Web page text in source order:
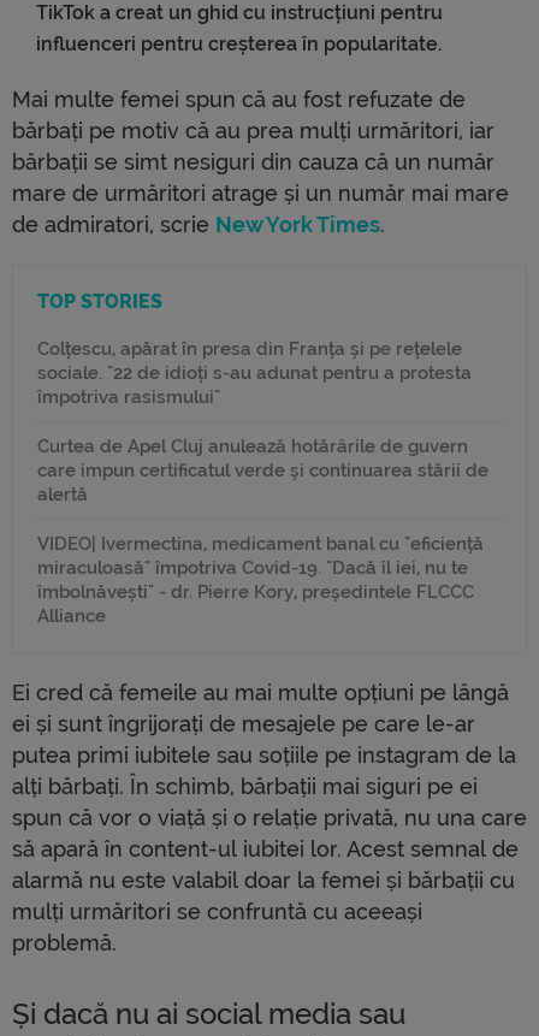
TikTok a creat un ghid cu instrucțiuni pentru
influenceri pentru creșterea în popularitate.
Mai multe femei spun că au fost refuzate de
bărbați pe motiv că au prea mulți urmăritori, iar
bărbații se simt nesiguri din cauza că un număr
mare de urmăritori atrage și un număr mai mare
de admiratori, scrie New York Times.
TOP STORIES
Colțescu, apărat în presa din Franța și pe rețelele
sociale. "22 de idioți s-au adunat pentru a protesta
împotriva rasismului"
Curtea de Apel Cluj anulează hotărârile de guvern
care impun certificatul verde și continuarea stării de
alertă
VIDEO| Ivermectina, medicament banal cu "eficiență
miraculoasă" împotriva Covid-19. "Dacă îl iei, nu te
îmbolnăvești" - dr. Pierre Kory, președintele FLCCC
Alliance
Ei cred că femeile au mai multe opțiuni pe lângă
ei și sunt îngrijorați de mesajele pe care le-ar
putea primi iubitele sau soțiile pe instagram de la
alți bărbați. În schimb, bărbații mai siguri pe ei
spun că vor o viață și o relație privată, nu una care
să apară în content-ul iubitei lor. Acest semnal de
alarmă nu este valabil doar la femei și bărbații cu
mulți urmăritori se confruntă cu aceeași
problemă.
Și dacă nu ai social media sau